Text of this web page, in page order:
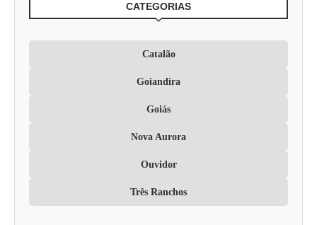
CATEGORIAS
Catalão
Goiandira
Goiás
Nova Aurora
Ouvidor
Três Ranchos